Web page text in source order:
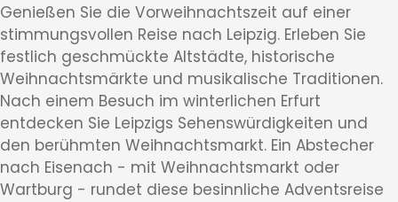
Genießen Sie die Vorweihnachtszeit auf einer
stimmungsvollen Reise nach Leipzig. Erleben Sie
festlich geschmückte Altstädte, historische
Weihnachtsmärkte und musikalische Traditionen.
Nach einem Besuch im winterlichen Erfurt
entdecken Sie Leipzigs Sehenswürdigkeiten und
den berühmten Weihnachtsmarkt. Ein Abstecher
nach Eisenach - mit Weihnachtsmarkt oder
Wartburg - rundet diese besinnliche Adventsreise